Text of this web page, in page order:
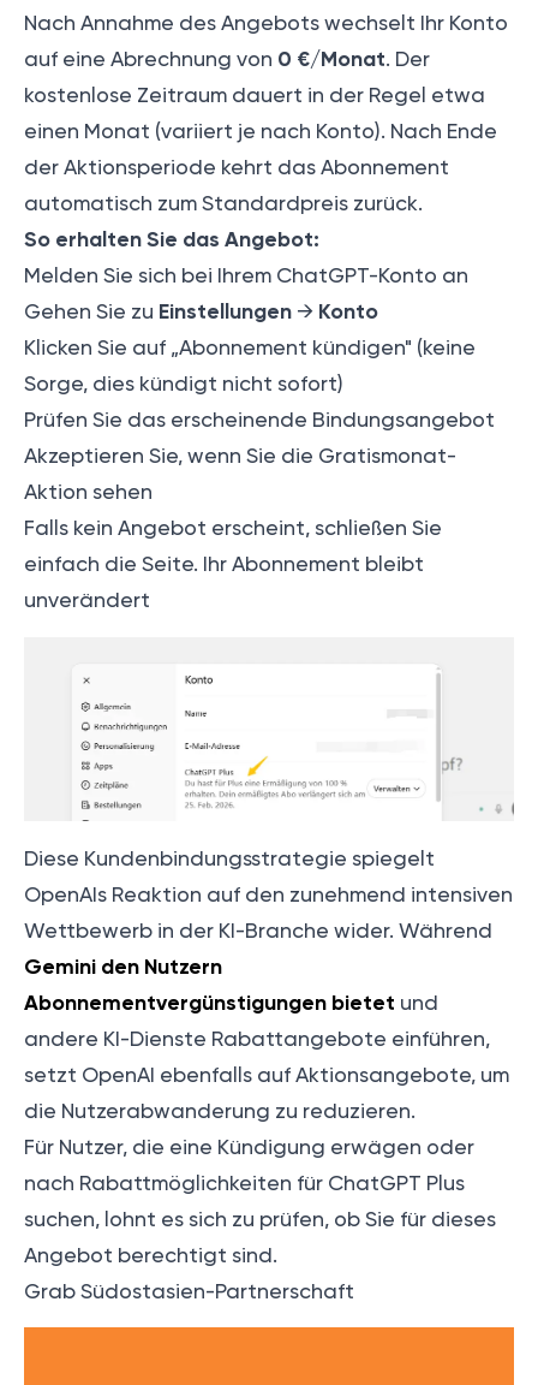
Nach Annahme des Angebots wechselt Ihr Konto
auf eine Abrechnung von 0 €/Monat. Der
kostenlose Zeitraum dauert in der Regel etwa
einen Monat (variiert je nach Konto). Nach Ende
der Aktionsperiode kehrt das Abonnement
automatisch zum Standardpreis zurück.
So erhalten Sie das Angebot:
Melden Sie sich bei Ihrem ChatGPT-Konto an
Gehen Sie zu Einstellungen → Konto
Klicken Sie auf „Abonnement kündigen" (keine
Sorge, dies kündigt nicht sofort)
Prüfen Sie das erscheinende Bindungsangebot
Akzeptieren Sie, wenn Sie die Gratismonat-
Aktion sehen
Falls kein Angebot erscheint, schließen Sie
einfach die Seite. Ihr Abonnement bleibt
unverändert
Diese Kundenbindungsstrategie spiegelt
OpenAIs Reaktion auf den zunehmend intensiven
Wettbewerb in der KI-Branche wider. Während
Gemini den Nutzern
Abonnementvergünstigungen bietet und
andere KI-Dienste Rabattangebote einführen,
setzt OpenAI ebenfalls auf Aktionsangebote, um
die Nutzerabwanderung zu reduzieren.
Für Nutzer, die eine Kündigung erwägen oder
nach Rabattmöglichkeiten für ChatGPT Plus
suchen, lohnt es sich zu prüfen, ob Sie für dieses
Angebot berechtigt sind.
Grab Südostasien-Partnerschaft